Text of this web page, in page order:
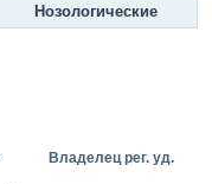
Нозологические
Владелец рег. уд.